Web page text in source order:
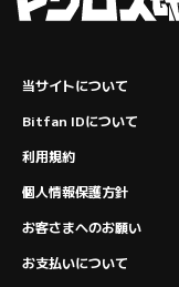
当サイトについて
Bitfan IDについて
利用規約
個人情報保護方針
お客さまへのお願い
お支払いについて